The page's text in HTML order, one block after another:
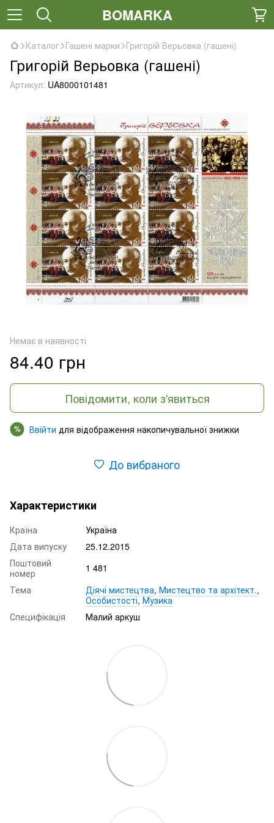
BOMARKA
Каталог Гашені марки Григорій Верьовка (гашені)
Григорій Верьовка (гашені)
Артикул: UA8000101481
Немає в наявності
84.40 грн
Повідомити, коли з'явиться
% Ввійти для відображення накопичувальної знижки
До вибраного
Характеристики
Країна
Україна
Дата випуску
25.12.2015
Поштовий
номер
1 481
Тема
Діячі мистецтва, Мистецтво та архітект.,
Особистості,Музика
Специфікація
Малий аркуш